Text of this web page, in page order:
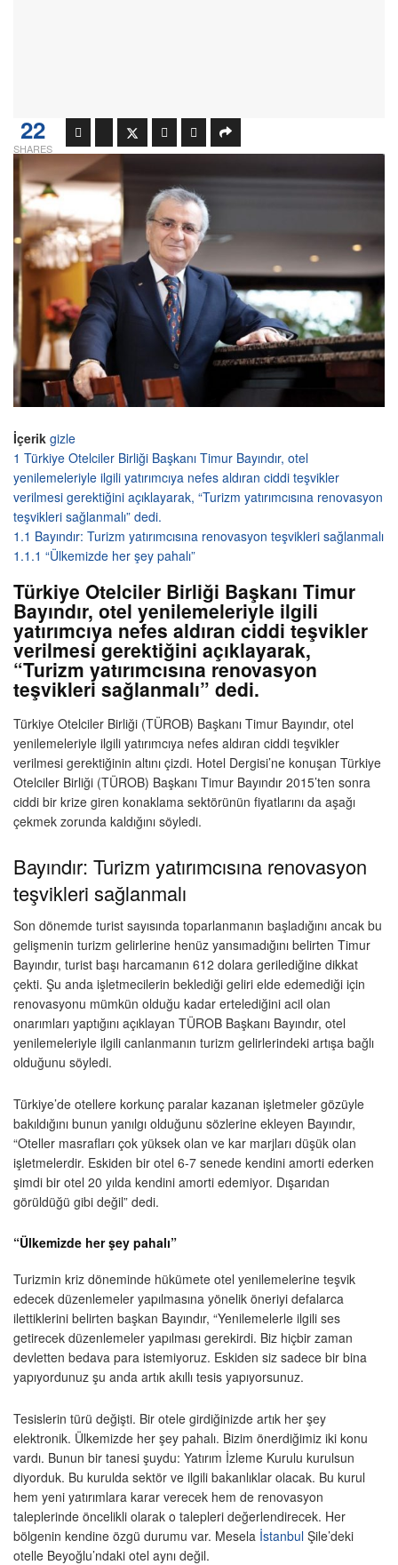
22
SHARES
İçerik gizle
1 Türkiye Otelciler Birliği Başkanı Timur Bayındır, otel
yenilemeleriyle ilgili yatırımcıya nefes aldıran ciddi teşvikler
verilmesi gerektiğini açıklayarak, “Turizm yatırımcısına renovasyon
teşvikleri sağlanmalı” dedi.
1.1 Bayındır: Turizm yatırımcısına renovasyon teşvikleri sağlanmalı
1.1.1 “Ülkemizde her şey pahalı”
Türkiye Otelciler Birliği Başkanı Timur
Bayındır, otel yenilemeleriyle ilgili
yatırımcıya nefes aldıran ciddi teşvikler
verilmesi gerektiğini açıklayarak,
“Turizm yatırımcısına renovasyon
teşvikleri sağlanmalı” dedi.
Türkiye Otelciler Birliği (TÜROB) Başkanı Timur Bayındır, otel
yenilemeleriyle ilgili yatırımcıya nefes aldıran ciddi teşvikler
verilmesi gerektiğinin altını çizdi. Hotel Dergisi’ne konuşan Türkiye
Otelciler Birliği (TÜROB) Başkanı Timur Bayındır 2015’ten sonra
ciddi bir krize giren konaklama sektörünün fiyatlarını da aşağı
çekmek zorunda kaldığını söyledi.
Bayındır: Turizm yatırımcısına renovasyon
teşvikleri sağlanmalı
Son dönemde turist sayısında toparlanmanın başladığını ancak bu
gelişmenin turizm gelirlerine henüz yansımadığını belirten Timur
Bayındır, turist başı harcamanın 612 dolara gerilediğine dikkat
çekti. Şu anda işletmecilerin beklediği geliri elde edemediği için
renovasyonu mümkün olduğu kadar ertelediğini acil olan
onarımları yaptığını açıklayan TÜROB Başkanı Bayındır, otel
yenilemeleriyle ilgili canlanmanın turizm gelirlerindeki artışa bağlı
olduğunu söyledi.
Türkiye’de otellere korkunç paralar kazanan işletmeler gözüyle
bakıldığını bunun yanılgı olduğunu sözlerine ekleyen Bayındır,
“Oteller masrafları çok yüksek olan ve kar marjları düşük olan
işletmelerdir. Eskiden bir otel 6-7 senede kendini amorti ederken
şimdi bir otel 20 yılda kendini amorti edemiyor. Dışarıdan
görüldüğü gibi değil” dedi.
“Ülkemizde her şey pahalı”
Turizmin kriz döneminde hükümete otel yenilemelerine teşvik
edecek düzenlemeler yapılmasına yönelik öneriyi defalarca
ilettiklerini belirten başkan Bayındır, “Yenilemelerle ilgili ses
getirecek düzenlemeler yapılması gerekirdi. Biz hiçbir zaman
devletten bedava para istemiyoruz. Eskiden siz sadece bir bina
yapıyordunuz şu anda artık akıllı tesis yapıyorsunuz.
Tesislerin türü değişti. Bir otele girdiğinizde artık her şey
elektronik. Ülkemizde her şey pahalı. Bizim önerdiğimiz iki konu
vardı. Bunun bir tanesi şuydu: Yatırım İzleme Kurulu kurulsun
diyorduk. Bu kurulda sektör ve ilgili bakanlıklar olacak. Bu kurul
hem yeni yatırımlara karar verecek hem de renovasyon
taleplerinde öncelikli olarak o talepleri değerlendirecek. Her
bölgenin kendine özgü durumu var. Mesela İstanbul Şile’deki
otelle Beyoğlu’ndaki otel aynı değil.